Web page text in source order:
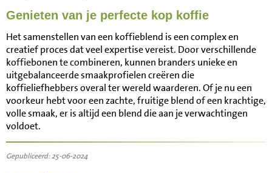
Genieten van je perfecte kop koffie
Het samenstellen van een koffieblend is een complex en
creatief proces dat veel expertise vereist. Door verschillende
koffiebonen te combineren, kunnen branders unieke en
uitgebalanceerde smaakprofielen creëren die
koffieliefhebbers overal ter wereld waarderen. Of je nu een
voorkeur hebt voor een zachte, fruitige blend of een krachtige,
volle smaak, er is altijd een blend die aan je verwachtingen
voldoet.
Gepubliceerd: 25-06-2024